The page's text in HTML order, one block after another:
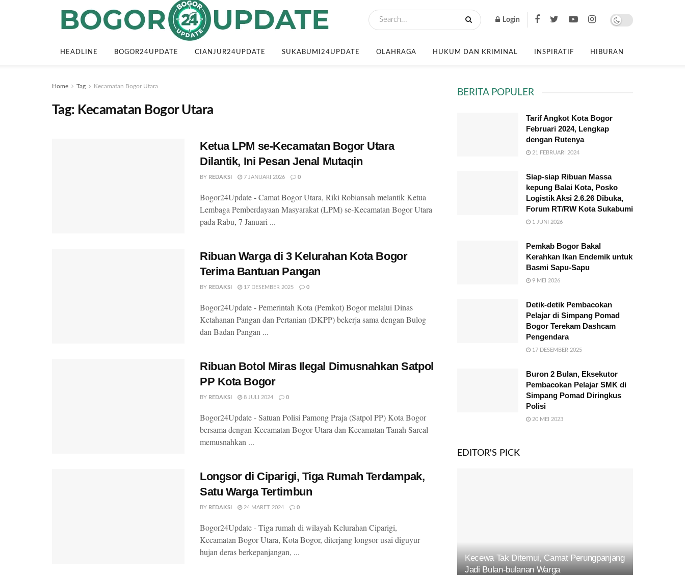
Login
HEADLINE BOGOR24UPDATE CIANJUR24UPDATE SUKABUMI24UPDATE OLAHRAGA HUKUM DAN KRIMINAL INSPIRATIF HIBURAN
Home Tag Kecamatan Bogor Utara
Tag: Kecamatan Bogor Utara
Ketua LPM se-Kecamatan Bogor Utara
Dilantik, Ini Pesan Jenal Mutaqin
BY REDAKSI 7 JANUARI 2026 0
Bogor24Update - Camat Bogor Utara, Riki Robiansah melantik Ketua
Lembaga Pemberdayaan Masyarakat (LPM) se-Kecamatan Bogor Utara
pada Rabu, 7 Januari ...
Ribuan Warga di 3 Kelurahan Kota Bogor
Terima Bantuan Pangan
BY REDAKSI 17 DESEMBER 2025 0
Bogor24Update - Pemerintah Kota (Pemkot) Bogor melalui Dinas
Ketahanan Pangan dan Pertanian (DKPP) bekerja sama dengan Bulog
dan Badan Pangan ...
Ribuan Botol Miras Ilegal Dimusnahkan Satpol
PP Kota Bogor
BY REDAKSI 8 JULI 2024 0
Bogor24Update - Satuan Polisi Pamong Praja (Satpol PP) Kota Bogor
bersama dengan Kecamatan Bogor Utara dan Kecamatan Tanah Sareal
memusnahkan ...
Longsor di Ciparigi, Tiga Rumah Terdampak,
Satu Warga Tertimbun
BY REDAKSI 24 MARET 2024 0
Bogor24Update - Tiga rumah di wilayah Kelurahan Ciparigi,
Kecamatan Bogor Utara, Kota Bogor, diterjang longsor usai diguyur
hujan deras berkepanjangan, ...
BERITA POPULER
Tarif Angkot Kota Bogor
Februari 2024, Lengkap
dengan Rutenya
21 FEBRUARI 2024
Siap-siap Ribuan Massa
kepung Balai Kota, Posko
Logistik Aksi 2.6.26 Dibuka,
Forum RT/RW Kota Sukabumi
1 JUNI 2026
Pemkab Bogor Bakal
Kerahkan Ikan Endemik untuk
Basmi Sapu-Sapu
9 MEI 2026
Detik-detik Pembacokan
Pelajar di Simpang Pomad
Bogor Terekam Dashcam
Pengendara
17 DESEMBER 2025
Buron 2 Bulan, Eksekutor
Pembacokan Pelajar SMK di
Simpang Pomad Diringkus
Polisi
20 MEI 2023
EDITOR'S PICK
Kecewa Tak Ditemui, Camat Perungpanjang
Jadi Bulan-bulanan Warga